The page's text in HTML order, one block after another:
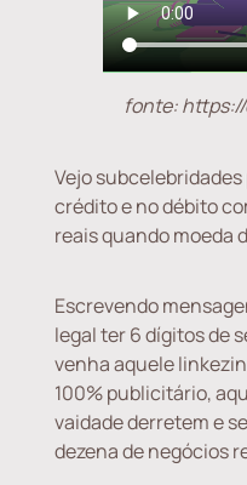
fonte:
Vejo
crédito e no débito
reais quando moeda
Escrevendo
legal ter 6 dígitos de
venha aquele
100% publicitário,
vaidade derretem e
dezena de negócios